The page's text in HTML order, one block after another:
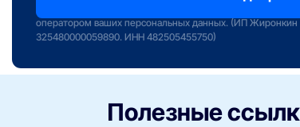
оператором ваших персональных данных. (ИП
325480000059890. ИНН 482505455750)
Полезные